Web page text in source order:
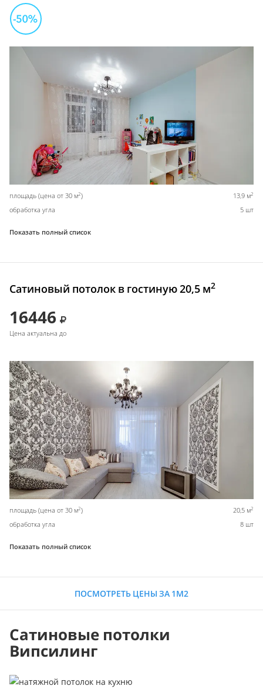
площадь (цена от 30 м2) 13,9 м2
обработка угла 5 шт
Показать полный список
Сатиновый потолок в гостиную 20,5 м2
16446
Цена актуальна до
площадь (цена от 30 м2) 20,5 м2
обработка угла 8 шт
Показать полный список
ПОСМОТРЕТЬ ЦЕНЫ ЗА 1М2
Сатиновые потолки
Випсилинг